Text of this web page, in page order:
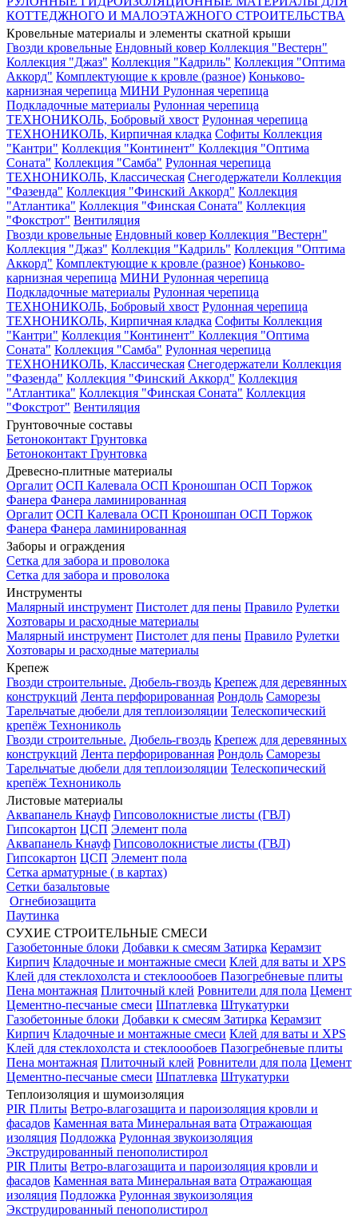
КОТТЕДЖНОГО И МАЛОЭТАЖНОГО СТРОИТЕЛЬСТВА
Кровельные материалы и элементы скатной крыши
Гвозди кровельные Ендовный ковер Коллекция "Вестерн"
Коллекция "Джаз" Коллекция "Кадриль" Коллекция "Оптима
Аккорд" Комплектующие к кровле (разное) Коньково-
карнизная черепица МИНИ Рулонная черепица
Подкладочные материалы Рулонная черепица
ТЕХНОНИКОЛЬ, Бобровый хвост Рулонная черепица
ТЕХНОНИКОЛЬ, Кирпичная кладка Софиты Коллекция
"Кантри" Коллекция "Континент" Коллекция "Оптима
Соната" Коллекция "Самба" Рулонная черепица
ТЕХНОНИКОЛЬ, Классическая Снегодержатели Коллекция
"Фазенда" Коллекция "Финский Аккорд" Коллекция
"Атлантика" Коллекция "Финская Соната" Коллекция
"Фокстрот" Вентиляция
Гвозди кровельные Ендовный ковер Коллекция "Вестерн"
Коллекция "Джаз" Коллекция "Кадриль" Коллекция "Оптима
Аккорд" Комплектующие к кровле (разное) Коньково-
карнизная черепица МИНИ Рулонная черепица
Подкладочные материалы Рулонная черепица
ТЕХНОНИКОЛЬ, Бобровый хвост Рулонная черепица
ТЕХНОНИКОЛЬ, Кирпичная кладка Софиты Коллекция
"Кантри" Коллекция "Континент" Коллекция "Оптима
Соната" Коллекция "Самба" Рулонная черепица
ТЕХНОНИКОЛЬ, Классическая Снегодержатели Коллекция
"Фазенда" Коллекция "Финский Аккорд" Коллекция
"Атлантика" Коллекция "Финская Соната" Коллекция
"Фокстрот" Вентиляция
Грунтовочные составы
Бетоноконтакт Грунтовка
Бетоноконтакт Грунтовка
Древесно-плитные материалы
Оргалит ОСП Калевала ОСП Кроношпан ОСП Торжок
Фанера Фанера ламинированная
Оргалит ОСП Калевала ОСП Кроношпан ОСП Торжок
Фанера Фанера ламинированная
Заборы и ограждения
Сетка для забора и проволока
Сетка для забора и проволока
Инструменты
Малярный инструмент Пистолет для пены Правило Рулетки
Хозтовары и расходные материалы
Малярный инструмент Пистолет для пены Правило Рулетки
Хозтовары и расходные материалы
Крепеж
Гвозди строительные. Дюбель-гвоздь Крепеж для деревянных
конструкций Лента перфорированная Рондоль Саморезы
Тарельчатые дюбели для теплоизоляции Телескопический
крепёж Технониколь
Гвозди строительные. Дюбель-гвоздь Крепеж для деревянных
конструкций Лента перфорированная Рондоль Саморезы
Тарельчатые дюбели для теплоизоляции Телескопический
крепёж Технониколь
Листовые материалы
Аквапанель Кнауф Гипсоволокнистые листы (ГВЛ)
Гипсокартон ЦСП Элемент пола
Аквапанель Кнауф Гипсоволокнистые листы (ГВЛ)
Гипсокартон ЦСП Элемент пола
Сетка арматурные ( в картах)
Сетки базальтовые
Огнебиозащита
Паутинка
СУХИЕ СТРОИТЕЛЬНЫЕ СМЕСИ
Газобетонные блоки Добавки к смесям Затирка Керамзит
Кирпич Кладочные и монтажные смеси Клей для ваты и XPS
Клей для стеклохолста и стеклоообоев Пазогребневые плиты
Пена монтажная Плиточный клей Ровнители для пола Цемент
Цементно-песчаные смеси Шпатлевка Штукатурки
Газобетонные блоки Добавки к смесям Затирка Керамзит
Кирпич Кладочные и монтажные смеси Клей для ваты и XPS
Клей для стеклохолста и стеклоообоев Пазогребневые плиты
Пена монтажная Плиточный клей Ровнители для пола Цемент
Цементно-песчаные смеси Шпатлевка Штукатурки
Теплоизоляция и шумоизоляция
PIR Плиты Ветро-влагозащита и пароизоляция кровли и
фасадов Каменная вата Минеральная вата Отражающая
изоляция Подложка Рулонная звукоизоляция
Экструдированный пенополистирол
PIR Плиты Ветро-влагозащита и пароизоляция кровли и
фасадов Каменная вата Минеральная вата Отражающая
изоляция Подложка Рулонная звукоизоляция
Экструдированный пенополистирол